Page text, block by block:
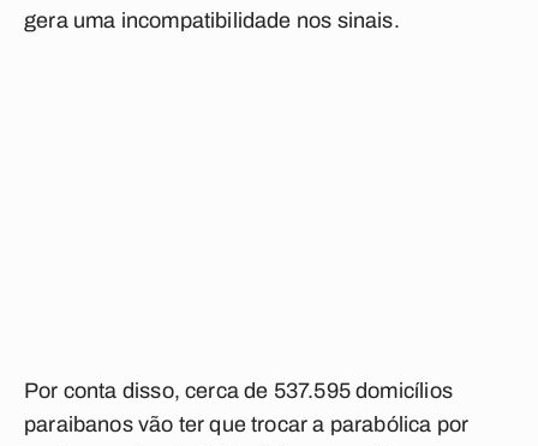
gera uma incompatibilidade nos sinais.
Por conta disso,cerca de 537.595 domicílios
paraibanos vão ter que trocar a parabólica por